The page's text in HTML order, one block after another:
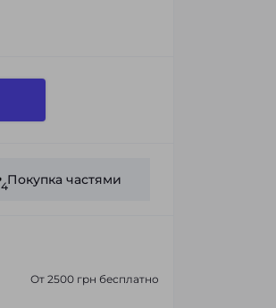
4Покупка частями
От 2500 грн бесплатно